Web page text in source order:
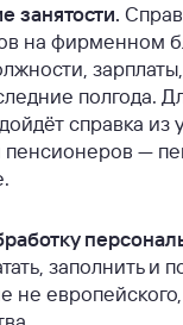
занятости.
на фирменном
полгода.
справка из
пенсионеров —
заполнить и
не